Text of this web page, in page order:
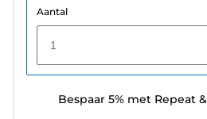
Aantal
1
Bespaar 5% met Repeat